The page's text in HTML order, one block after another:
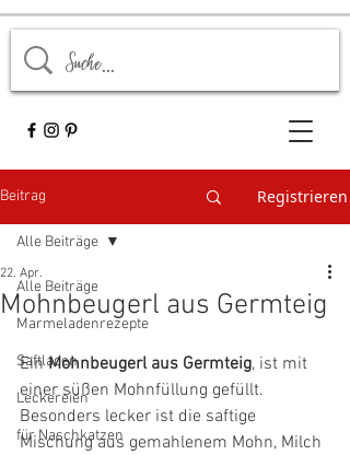
Beitrag Registrieren
Alle Beiträge
Marmeladenrezepte
Saftladen
Leckereien
für Naschkatzen
Alle Beiträge
Mohnbeugerl aus Germteig
22. Apr.
Ein Mohnbeugerl aus Germteig, ist mit
einer süßen Mohnfüllung gefüllt.
Besonders lecker ist die saftige
Mischung aus gemahlenem Mohn, Milch